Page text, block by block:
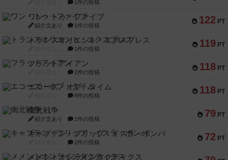
1件の投稿
122 PT
ワン・トゥ・ファイブ
紹介文あり 1件の投稿
119 PT
トランスオリエント・エクスプレス
1件の投稿
118 PT
フラットアイアン
2件の投稿
118 PT
エコーズ・オブ・タイム
8件の投稿
79 PT
南北戦争
紹介文あり 1件の投稿
72 PT
キャプテン・フリップ：イスラ・ボンバ
2件の投稿
メメントオンラインタクティクス